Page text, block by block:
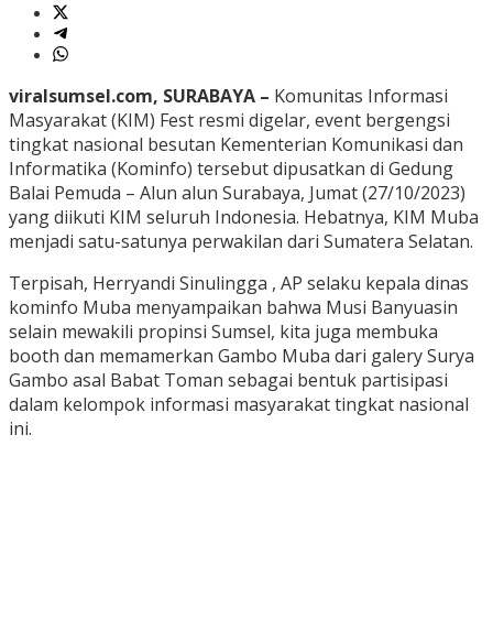
viralsumsel.com, SURABAYA – Komunitas Informasi
Masyarakat (KIM) Fest resmi digelar, event bergengsi
tingkat nasional besutan Kementerian Komunikasi dan
Informatika (Kominfo) tersebut dipusatkan di Gedung
Balai Pemuda – Alun alun Surabaya, Jumat (27/10/2023)
yang diikuti KIM seluruh Indonesia. Hebatnya, KIM Muba
menjadi satu-satunya perwakilan dari Sumatera Selatan.
Terpisah, Herryandi Sinulingga , AP selaku kepala dinas
kominfo Muba menyampaikan bahwa Musi Banyuasin
selain mewakili propinsi Sumsel, kita juga membuka
booth dan memamerkan Gambo Muba dari galery Surya
Gambo asal Babat Toman sebagai bentuk partisipasi
dalam kelompok informasi masyarakat tingkat nasional
ini.